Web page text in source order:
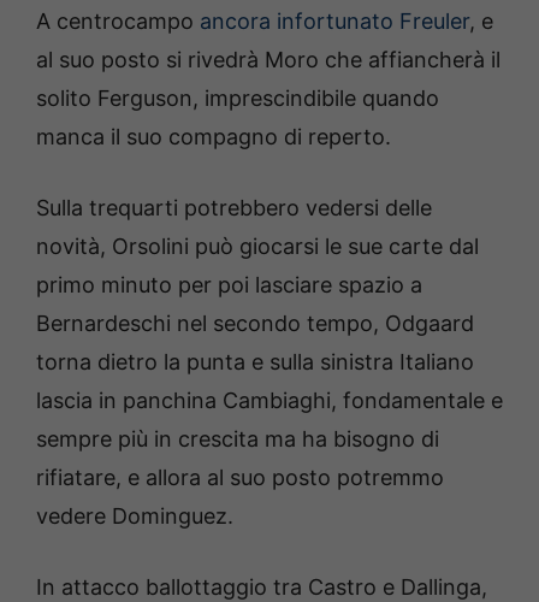
A centrocampo ancora infortunato Freuler, e
al suo posto si rivedrà Moro che affiancherà il
solito Ferguson, imprescindibile quando
manca il suo compagno di reperto.
Sulla trequarti potrebbero vedersi delle
novità, Orsolini può giocarsi le sue carte dal
primo minuto per poi lasciare spazio a
Bernardeschi nel secondo tempo, Odgaard
torna dietro la punta e sulla sinistra Italiano
lascia in panchina Cambiaghi, fondamentale e
sempre più in crescita ma ha bisogno di
rifiatare, e allora al suo posto potremmo
vedere Dominguez.
In attacco ballottaggio tra Castro e Dallinga,